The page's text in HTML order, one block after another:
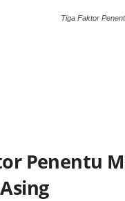
Tiga Faktor
Penentu